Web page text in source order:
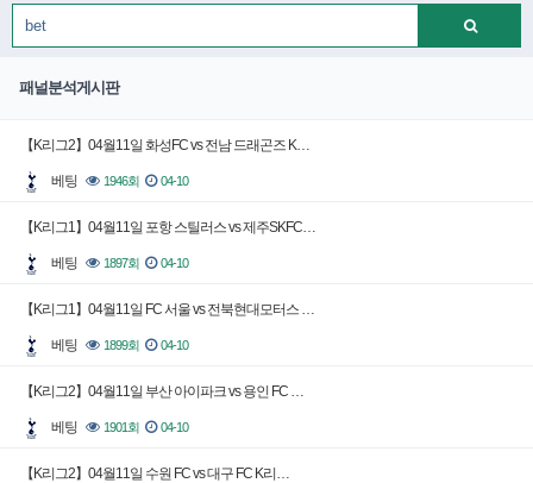
패널분석게시판
【K리그2】04월11일 화성FC vs 전남 드래곤즈 K…
베팅 1946회 04-10
【K리그1】04월11일 포항 스틸러스 vs 제주SKFC…
베팅 1897회 04-10
【K리그1】04월11일 FC 서울 vs 전북현대모터스 …
베팅 1899회 04-10
【K리그2】04월11일 부산 아이파크 vs 용인 FC …
베팅 1901회 04-10
【K리그2】04월11일 수원 FC vs 대구 FC K리…